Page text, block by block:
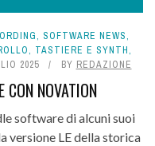
, SOFTWARE NEWS,
, TASTIERE E SYNTH,
2025 BY REDAZIONE
CON NOVATION
software di alcuni suoi
versione LE della storica